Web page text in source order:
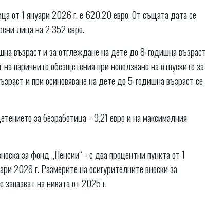
от 1 януари 2026 г. е 620,20 евро. От същата дата се
лица на 2 352 евро.
възраст и за отглеждане на дете до 8-годишна възраст
паричните обезщетения при неползване на отпуските за
и при осиновяване на дете до 5-годишна възраст се
за безработица - 9,21 евро и на максималния
за фонд „Пенсии“ - с два процентни пункта от 1
2028 г. Размерите на осигурителните вноски за
на нивата от 2025 г.